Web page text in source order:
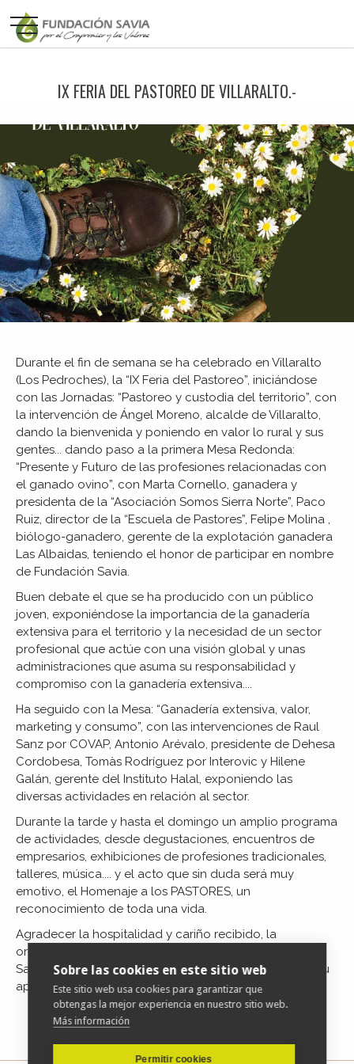
IX FERIA DEL PASTOREO DE VILLARALTO.-
Durante el fin de semana se ha celebrado en Villaralto
(Los Pedroches), la “IX Feria del Pastoreo”, iniciándose
con las Jornadas: “Pastoreo y custodia del territorio”, con
la intervención de Ángel Moreno, alcalde de Villaralto,
dando la bienvenida y poniendo en valor lo rural y sus
gentes... dando paso a la primera Mesa Redonda:
“Presente y Futuro de las profesiones relacionadas con
el ganado ovino”, con Marta Cornello, ganadera y
presidenta de la “Asociación Somos Sierra Norte”, Paco
Ruiz, director de la “Escuela de Pastores”, Felipe Molina ,
biólogo-ganadero, gerente de la explotación ganadera
Las Albaidas, teniendo el honor de participar en nombre
de Fundación Savia.
Buen debate el que se ha producido con un público
joven, exponiéndose la importancia de la ganadería
extensiva para el territorio y la necesidad de un sector
profesional que actúe con una visión global y unas
administraciones que asuma su responsabilidad y
compromiso con la ganadería extensiva....
Ha seguido con la Mesa: “Ganadería extensiva, valor,
marketing y consumo”, con las intervenciones de Raul
Sanz por COVAP, Antonio Arévalo, presidente de Dehesa
Cordobesa, Tomàs Rodríguez por Interovic y Hilene
Galán, gerente del Instituto Halal, exponiendo las
diversas actividades en relación al sector.
Durante la tarde y hasta el domingo un amplio programa
de actividades, desde degustaciones, encuentros de
empresarios, exhibiciones de profesiones tradicionales,
talleres, música.... y el acto que sin duda será muy
emotivo, el Homenaje a los PASTORES, un
reconocimiento de toda una vida.
Agradecer la hospitalidad y cariño recibido, la
organización y el reconocimiento desde Fundación
Savia al compromiso de la corporación municipal en su
apuesta en defensa de lo rural....
Sobre las cookies en este sitio web
Este sitio web usa cookies para garantizar que
obtengas la mejor experiencia en nuestro sitio web.
Más información
Permitir cookies